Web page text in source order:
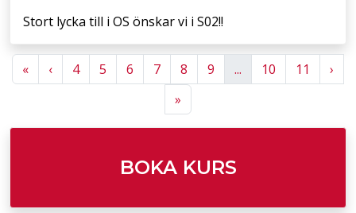
Stort lycka till i OS önskar vi i S02!!
«Previous
‹Previous
4 5 6 7 8 9 ... 10 11 ›
»Next
BOKA KURS